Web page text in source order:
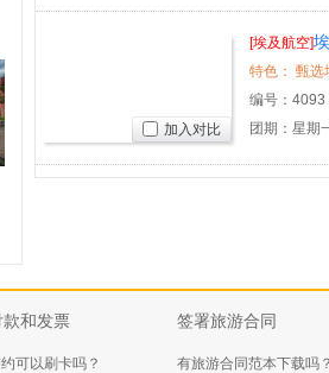
[埃及航空]
编号： 4093
团期：星期
加入对比
款和发票
可以刷卡吗？
签署旅游合同
有旅游合同范本下载吗